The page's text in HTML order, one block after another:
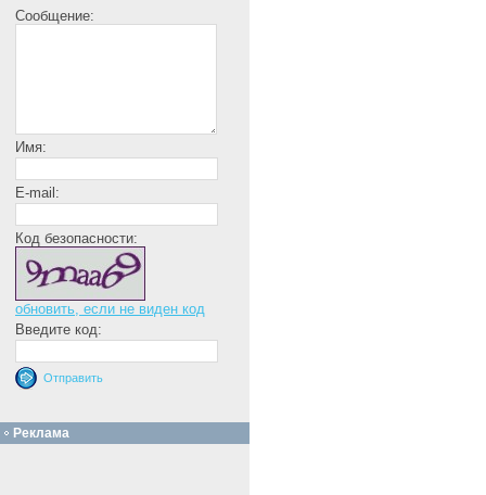
Сообщение:
Имя:
E-mail:
Код безопасности:
обновить, если не виден код
Введите код:
Реклама